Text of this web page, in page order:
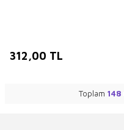
312,00 TL
Toplam 148